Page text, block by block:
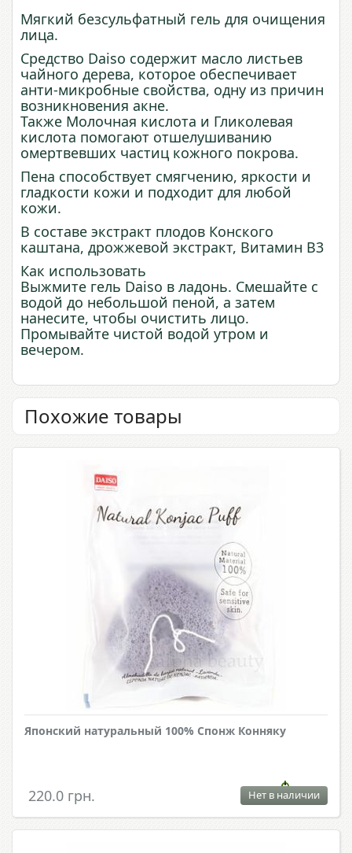
Мягкий безсульфатный гель для очищения
лица.
Средство Daiso содержит масло листьев
чайного дерева, которое обеспечивает
анти-микробные свойства, одну из причин
возникновения акне.
Также Молочная кислота и Гликолевая
кислота помогают отшелушиванию
омертвевших частиц кожного покрова.
Пена способствует смягчению, яркости и
гладкости кожи и подходит для любой
кожи.
В составе экстракт плодов Конского
каштана, дрожжевой экстракт, Витамин В3
Как использовать
Выжмите гель Daiso в ладонь. Смешайте с
водой до небольшой пеной, а затем
нанесите, чтобы очистить лицо.
Промывайте чистой водой утром и
вечером.
Похожие товары
Японский натуральный 100% Спонж Конняку
220.0 грн. Нет в наличии